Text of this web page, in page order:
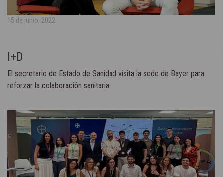
15 de junio, 2022
I+D
El secretario de Estado de Sanidad visita la sede de Bayer para
reforzar la colaboración sanitaria